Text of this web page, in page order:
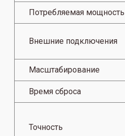
Потребляемая мощность
Внешние подключения
Масштабирование
Время сброса
Точность